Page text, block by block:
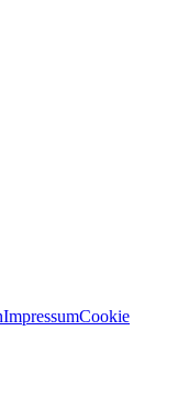
ImpressumCookie